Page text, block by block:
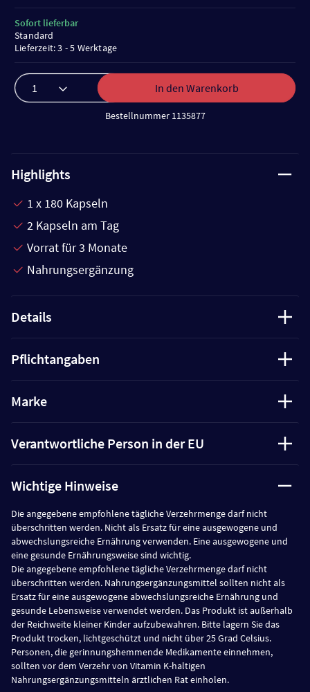
In den Warenkorb
Bestellnummer 1135877
Sofort lieferbar
Standard
Lieferzeit: 3 - 5 Werktage
Highlights
1 x 180 Kapseln
2 Kapseln am Tag
Vorrat für 3 Monate
Nahrungsergänzung
Details
Pflichtangaben
Marke
Verantwortliche Person in der EU
Wichtige Hinweise
Die angegebene empfohlene tägliche Verzehrmenge darf nicht
überschritten werden. Nicht als Ersatz für eine ausgewogene und
abwechslungsreiche Ernährung verwenden. Eine ausgewogene und
eine gesunde Ernährungsweise sind wichtig.
Die angegebene empfohlene tägliche Verzehrmenge darf nicht
überschritten werden. Nahrungsergänzungsmittel sollten nicht als
Ersatz für eine ausgewogene abwechslungsreiche Ernährung und
gesunde Lebensweise verwendet werden. Das Produkt ist außerhalb
der Reichweite kleiner Kinder aufzubewahren. Bitte lagern Sie das
Produkt trocken, lichtgeschützt und nicht über 25 Grad Celsius.
Personen, die gerinnungshemmende Medikamente einnehmen,
sollten vor dem Verzehr von Vitamin K-haltigen
Nahrungsergänzungsmitteln ärztlichen Rat einholen.